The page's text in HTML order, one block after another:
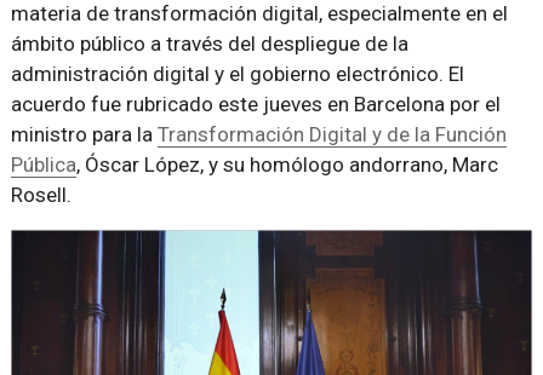
materia de transformación digital, especialmente en el
ámbito público a través del despliegue de la
administración digital y el gobierno electrónico. El
acuerdo fue rubricado este jueves en Barcelona por el
ministro para la Transformación Digital y de la Función
Pública, Óscar López, y su homólogo andorrano, Marc
Rosell.